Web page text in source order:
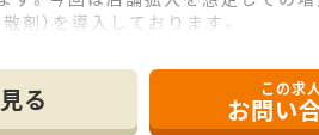
剤）を導入しております。
る この求
お問い